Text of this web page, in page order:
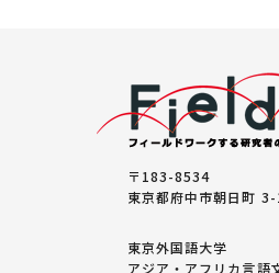
〒183-8534
東京都府中市朝日町
東京外国語大学
アジア・アフリカ言語